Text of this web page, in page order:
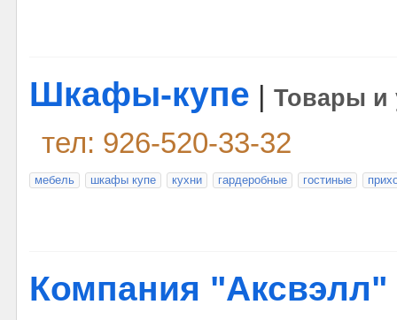
Шкафы-купе Товары и
тел: 926-520-33-32
мебель шкафы купе кухни гардеробные гостиные
Компания "Аксвэлл"